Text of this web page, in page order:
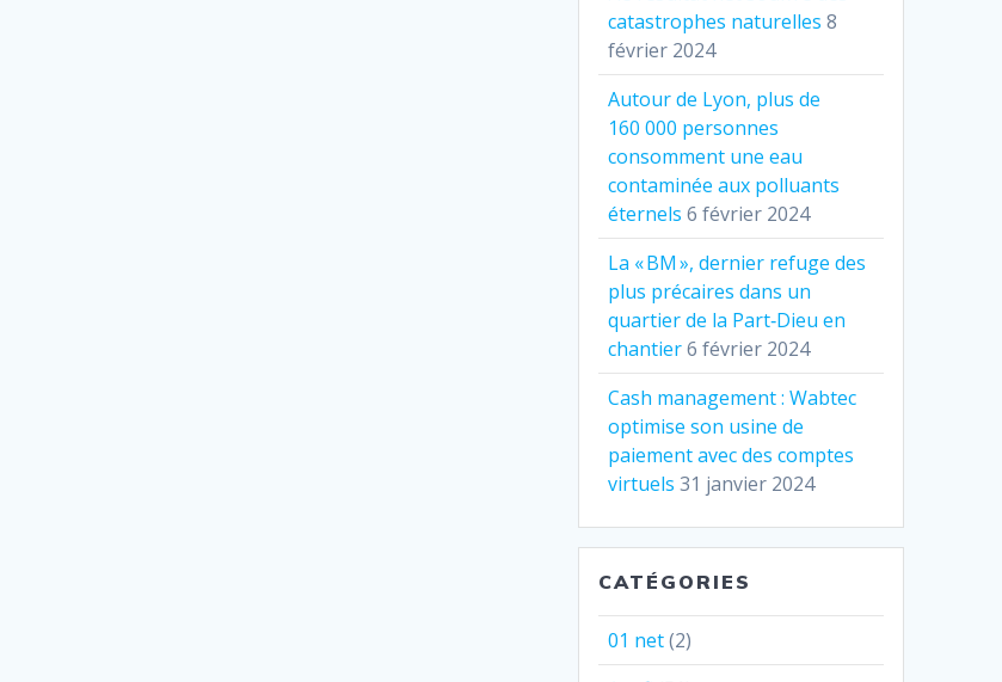
catastrophes naturelles 8
février 2024
Autour de Lyon, plus de
160 000 personnes
consomment une eau
contaminée aux polluants
éternels 6 février 2024
La « BM », dernier refuge des
plus précaires dans un
quartier de la Part‐Dieu en
chantier6 février 2024
Cash management : Wabtec
optimise son usine de
paiement avec des comptes
virtuels 31 janvier 2024
CATÉGORIES
01 net(2)